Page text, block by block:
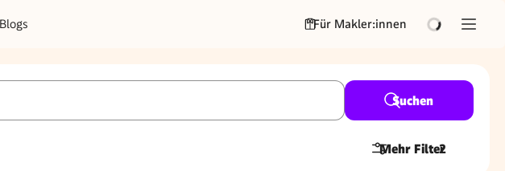
Blogs Für Makler:innen
Suchen
Mehr Filter
2